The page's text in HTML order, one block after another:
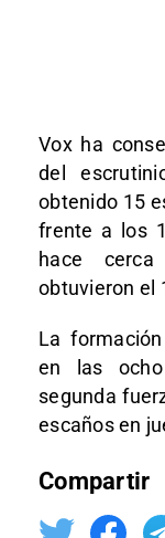
Vox ha
del
obtenido 15
frente a los
hace
obtuvieron el
La
en las ocho
segunda
escaños en
Compartir